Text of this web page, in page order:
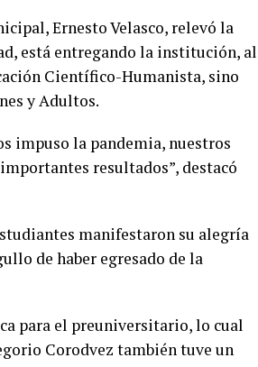
Ernesto Velasco, relevó la
está entregando la institución, al
Científico-Humanista, sino
y Adultos.
impuso la pandemia, nuestros
resultados”, destacó
manifestaron su alegría
de haber egresado de la
para el preuniversitario, lo cual
Corodvez también tuve un